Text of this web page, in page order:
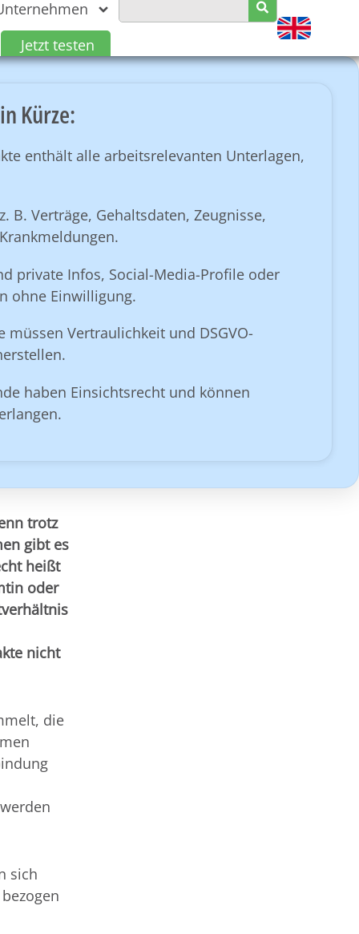
Jetzt testen
Kürze:
enthält alle arbeitsrelevanten Unterlagen,
B. Verträge, Gehaltsdaten, Zeugnisse,
private Infos, Social-Media-Profile oder
ohne Einwilligung.
müssen Vertraulichkeit und DSGVO-
haben Einsichtsrecht und können
trotz
gibt es
heißt
oder
nicht
die
sich